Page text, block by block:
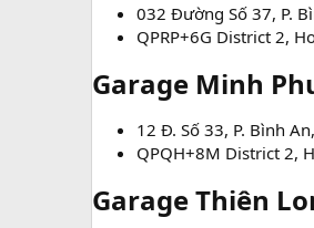
032 Đường Số 37, P.
QPRP+6G District 2,
Garage Minh
12 Đ. Số 33, P. Bình
QPQH+8M District 2,
Garage Thiên